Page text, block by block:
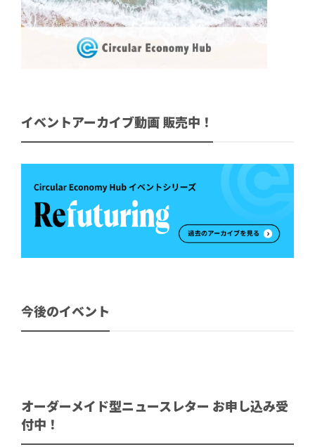
イベントアーカイブ動画 販売中！
今後のイベント
オーダーメイド型ニュースレター お申し込み受
付中！